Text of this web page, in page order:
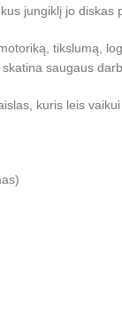
jungiklį jo
tikslumą,
saugaus
kuris leis